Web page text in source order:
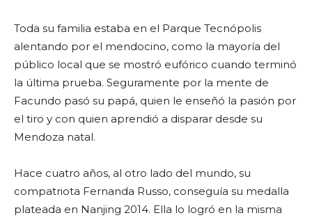
Toda su familia estaba en el Parque Tecnópolis
alentando por el mendocino, como la mayoría del
público local que se mostró eufórico cuando terminó
la última prueba. Seguramente por la mente de
Facundo pasó su papá, quien le enseñó la pasión por
el tiro y con quien aprendió a disparar desde su
Mendoza natal.
Hace cuatro años, al otro lado del mundo, su
compatriota Fernanda Russo, conseguía su medalla
plateada en Nanjing 2014. Ella lo logró en la misma